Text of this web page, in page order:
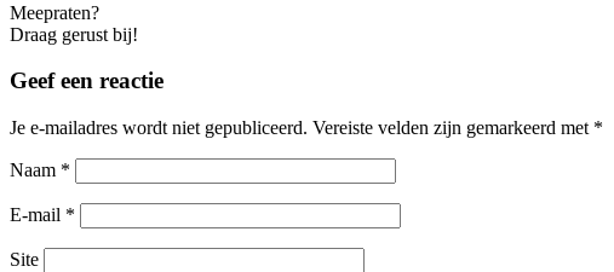
Meepraten?
Draag gerust bij!
Geef een reactie
Je e-mailadres wordt niet gepubliceerd. Vereiste velden zijn gemarkeerd met *
Naam *
E-mail *
Site